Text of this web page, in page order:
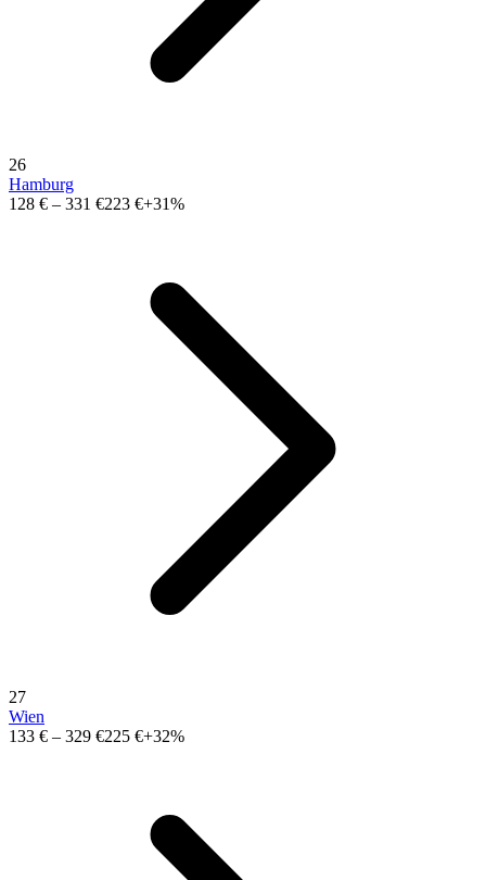
26
Hamburg
128 € – 331 €223 €+31%
27
Wien
133 € – 329 €225 €+32%